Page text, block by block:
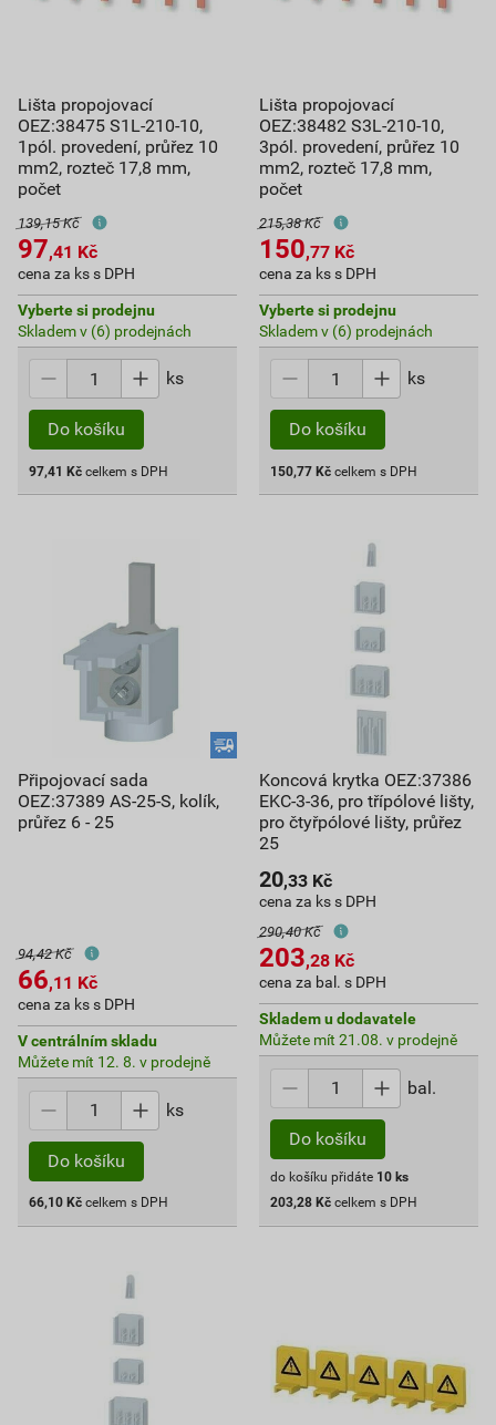
Lišta propojovací
OEZ:38475 S1L-210-10,
1pól. provedení, průřez 10
mm2, rozteč 17,8 mm,
počet
139,15 Kč
97,41 Kč
cena za ks s DPH
Vyberte si prodejnu
Skladem v (6) prodejnách
ks
Do košíku
97,41 Kč celkem s DPH
Lišta propojovací
OEZ:38482 S3L-210-10,
3pól. provedení, průřez 10
mm2, rozteč 17,8 mm,
počet
215,38 Kč
150,77 Kč
cena za ks s DPH
Vyberte si prodejnu
Skladem v (6) prodejnách
ks
Do košíku
150,77 Kč celkem s DPH
Připojovací sada
OEZ:37389 AS-25-S, kolík,
průřez 6 - 25
94,42 Kč
66,11 Kč
cena za ks s DPH
V centrálním skladu
Můžete mít 12. 8. v prodejně
ks
Do košíku
66,10 Kč celkem s DPH
Koncová krytka OEZ:37386
EKC-3-36, pro třípólové lišty,
pro čtyřpólové lišty, průřez
25
20,33 Kč
cena za ks s DPH
290,40 Kč
203,28 Kč
cena za bal. s DPH
Skladem u dodavatele
Můžete mít 21.08. v prodejně
bal.
Do košíku
do košíku přidáte 10 ks
203,28 Kč celkem s DPH